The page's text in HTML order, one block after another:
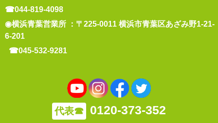
☎044-819-4098
◉横浜青葉営業所 ：〒225-0011 横浜市青葉区あざみ野1-21-
6-201
☎045-532-9281
代表☎ 0120-373-352